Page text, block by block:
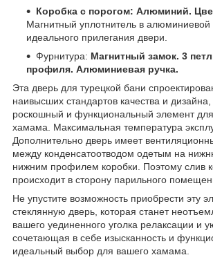
Коробка с порогом: Алюминий.
Магнитный уплотнитель в алюминиевой
идеального прилегания двери.
Фурнитура: Магнитный замок. 3
профиля. Алюминиевая ручка.
Эта дверь для турецкой бани
наивысших стандартов качества и
роскошный и функциональный элемент
хамама. Максимальная температура
Дополнительно дверь имеет
между конденсатоотводом одетым на
нижним профилем коробки. Поэтому слив
происходит в сторону парильного
Не упустите возможность приобрести эту
стеклянную дверь, которая станет
вашего уединенного уголка релаксации и
сочетающая в себе изысканность и
идеальный выбор для вашего хамама.